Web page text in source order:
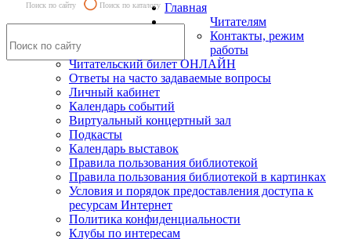
Поиск по сайту Поиск по каталогу Главная
Читателям
Контакты, режим
работы
Читательский билет ОНЛАЙН
Ответы на часто задаваемые вопросы
Личный кабинет
Календарь событий
Виртуальный концертный зал
Подкасты
Календарь выставок
Правила пользования библиотекой
Правила пользования библиотекой в картинках
Условия и порядок предоставления доступа к
ресурсам Интернет
Политика конфиденциальности
Клубы по интересам